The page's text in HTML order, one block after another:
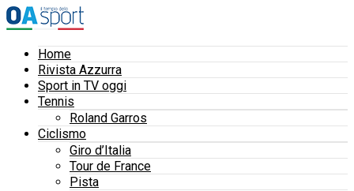
Home
Rivista Azzurra
Sport in TV oggi
Tennis
Roland Garros
Ciclismo
Giro d’Italia
Tour de France
Pista